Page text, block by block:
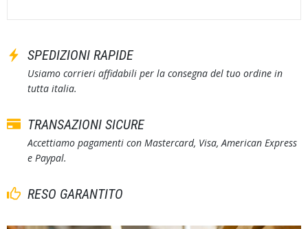
SPEDIZIONI RAPIDE
Usiamo corrieri affidabili per la consegna del tuo ordine in
tutta italia.
TRANSAZIONI SICURE
Accettiamo pagamenti con Mastercard, Visa, American Express
e Paypal.
RESO GARANTITO